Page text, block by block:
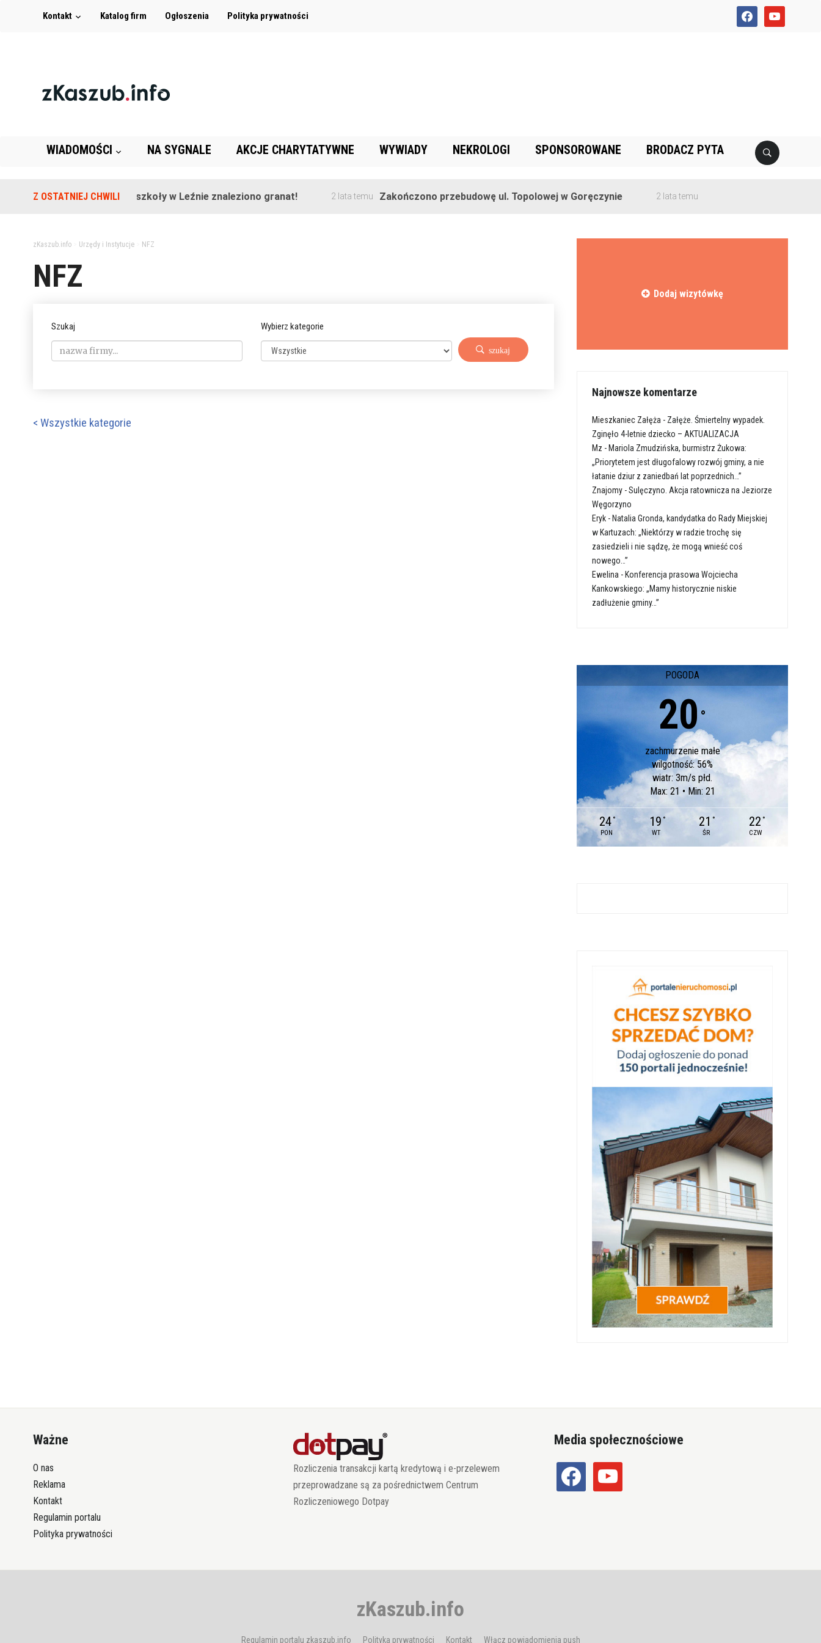
facebookyoutube
Kontakt Katalog firm Ogłoszenia Polityka prywatności
WIADOMOŚCI NA SYGNALE AKCJE CHARYTATYWNE WYWIADY NEKROLOGI SPONSOROWANE BRODACZ PYTA
Z OSTATNIEJ CHWILI
Na terenie szkoły w Leźnie znaleziono granat! 2 lata temu Zakończono przebudowę ul. Topolowej w Goręczynie 2 lata temu
zKaszub.info> Urzędy i Instytucje> NFZ
NFZ
Szukaj Wybierz kategorie
szukaj
< Wszystkie kategorie
Dodaj wizytówkę
Najnowsze komentarze
Mieszkaniec Załęża - Załęże. Śmiertelny wypadek.
Zginęło 4-letnie dziecko – AKTUALIZACJA
Mz - Mariola Zmudzińska, burmistrz Żukowa:
„Priorytetem jest długofalowy rozwój gminy, a nie
łatanie dziur z zaniedbań lat poprzednich…”
Znajomy -Sulęczyno. Akcja ratownicza na Jeziorze
Węgorzyno
Eryk - Natalia Gronda, kandydatka do Rady Miejskiej
w Kartuzach: „Niektórzy w radzie trochę się
zasiedzieli i nie sądzę, że mogą wnieść coś
nowego…”
Ewelina - Konferencja prasowa Wojciecha
Kankowskiego: „Mamy historycznie niskie
zadłużenie gminy…”
POGODA
20 °
zachmurzenie małe
wilgotność: 56%
wiatr: 3m/s płd.
Max: 21 • Min: 21
24 °
PON
19 °
WT
21 °
ŚR
22 °
CZW
Ważne
O nas
Reklama
Kontakt
Regulamin portalu
Polityka prywatności
Rozliczenia transakcji kartą kredytową i e-przelewem
przeprowadzane są za pośrednictwem Centrum
Rozliczeniowego Dotpay
Media społecznościowe
facebook youtube
zKaszub.info
Regulamin portalu zkaszub.info Polityka prywatności Kontakt Włącz powiadomienia push